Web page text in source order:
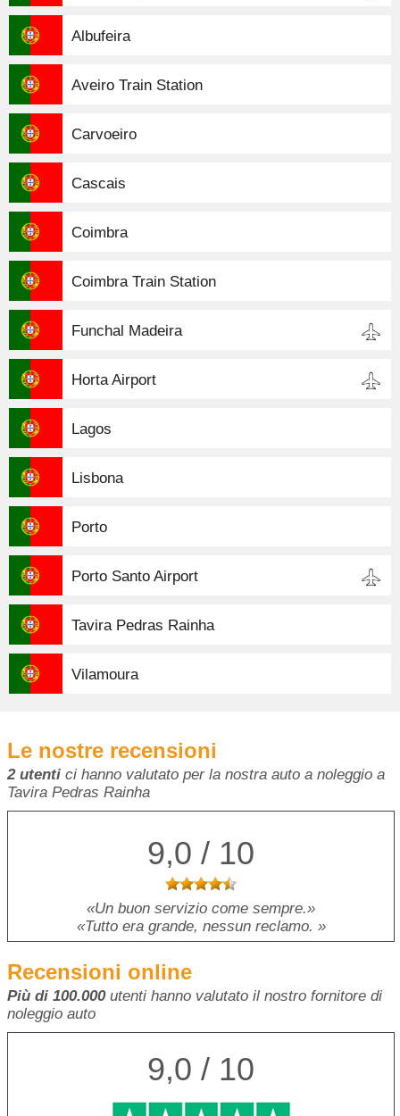
Albufeira
Aveiro Train Station
Carvoeiro
Cascais
Coimbra
Coimbra Train Station
Funchal Madeira
Horta Airport
Lagos
Lisbona
Porto
Porto Santo Airport
Tavira Pedras Rainha
Vilamoura
Le nostre recensioni
2 utenti ci hanno valutato per la nostra auto a noleggio a
Tavira Pedras Rainha
9,0 / 10
Un buon servizio come sempre.
Tutto era grande, nessun reclamo.
Recensioni online
Più di 100.000utenti hanno valutato il nostro fornitore di
noleggio auto
9,0 / 10